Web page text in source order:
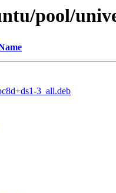
pool/
3_all.deb